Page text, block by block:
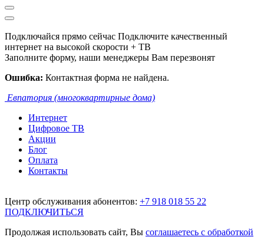
Подключайся прямо сейчас Подключите качественный
интернет на высокой скорости + ТВ
Заполните форму, наши менеджеры Вам перезвонят
Ошибка: Контактная форма не найдена.
Евпатория (многоквартирные дома)
Интернет
Цифровое ТВ
Акции
Блог
Оплата
Контакты
Центр обслуживания абонентов: +7 918 018 55 22
ПОДКЛЮЧИТЬСЯ
Продолжая использовать сайт, Вы соглашаетесь с обработкой